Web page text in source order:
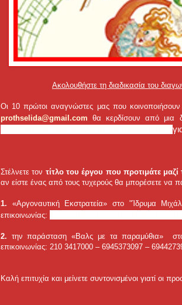
Ακολουθήστε τη διαδικασία του
Οι 10 πρώτοι αναγνώστες μας που
prothselida@gmail.com θα κερδίσουν από μια
Στέλνετε τον τίτλο του έργου που προτιμάτε
αν είστε ένας από τους τυχερούς θα μπορέσετε να
1. «Αργοναυτική Εκστρατεία» στο "Ίδρυμα
επικοινωνίας:
2. την παράσταση «Βαλς με τα παραμύθια»
επικοινωνίας: 210 3417000 – 6945373097 –
Καλή επιτυχία και μείνετε συντονισμένοι γιατί οι